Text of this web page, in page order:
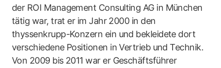
der ROI Management Consulting AG in München
tätig war, trat er im Jahr 2000 in den
thyssenkrupp-Konzern ein und bekleidete dort
verschiedene Positionen in Vertrieb und Technik.
Von 2009 bis 2011 war er Geschäftsführer